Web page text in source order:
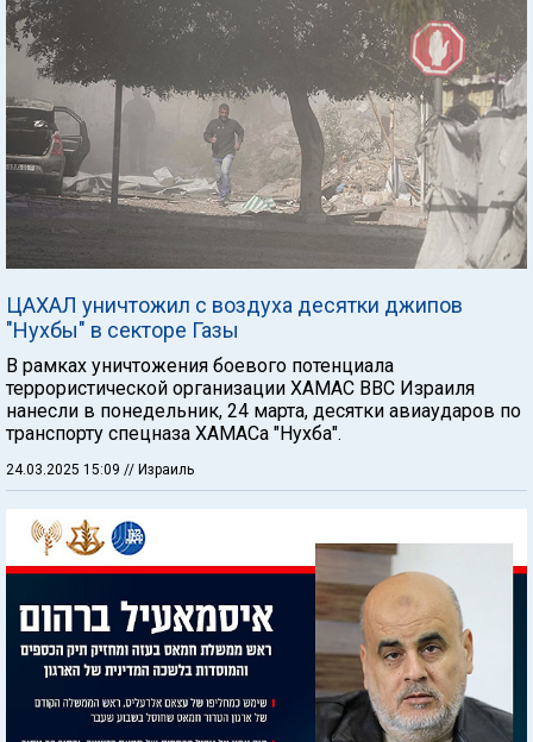
ЦАХАЛ уничтожил с воздуха десятки джипов
"Нухбы" в секторе Газы
В рамках уничтожения боевого потенциала
террористической организации ХАМАС ВВС Израиля
нанесли в понедельник, 24 марта, десятки авиаударов по
транспорту спецназа ХАМАСа "Нухба".
24.03.2025 15:09 // Израиль